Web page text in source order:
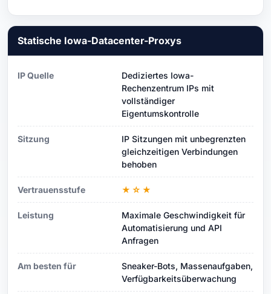
Statische Iowa-Datacenter-Proxys
IP Quelle
Dediziertes Iowa-
Rechenzentrum IPs mit
vollständiger
Eigentumskontrolle
Sitzung
IP Sitzungen mit unbegrenzten
gleichzeitigen Verbindungen
behoben
Vertrauensstufe ★☆★
Leistung
Maximale Geschwindigkeit für
Automatisierung und API
Anfragen
Am besten für
Sneaker-Bots, Massenaufgaben,
Verfügbarkeitsüberwachung